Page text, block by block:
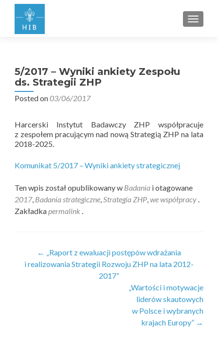
5/2017 – Wyniki ankiety Zespołu
ds. Strategii ZHP
Posted on03/06/2017
Harcerski Instytut Badawczy ZHP współpracuje
z zespołem pracującym nad nową Strategią ZHP na lata
2018-2025.
Komunikat 5/2017 – Wyniki ankiety strategicznej
Ten wpis został opublikowany w Badania i otagowane
2017, Badania strategiczne,Strategia ZHP,we współpracy .
Zakładkapermalink .
Zobacz
wpisy
← „Raport z ewaluacji postępów wdrażania
i realizowania Strategii Rozwoju ZHP na lata 2012-
2017”
„Wartości i motywacje
liderów skautowych
w Polsce i wybranych
krajach Europy” →